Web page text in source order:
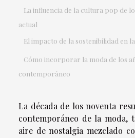
La influencia de la cultura pop de
actual
El impacto de la sostenibilidad en
Cómo incorporar la moda de los
contemporáneo
La década de los noventa
contemporáneo de la moda,
aire de nostalgia mezclado